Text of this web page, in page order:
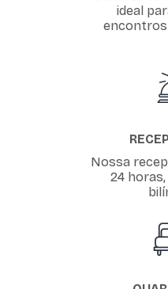
ideal
Nossa
24